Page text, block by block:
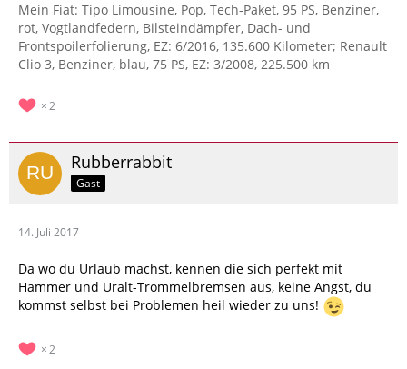
Mein Fiat: Tipo Limousine, Pop, Tech-Paket, 95 PS, Benziner,
rot, Vogtlandfedern, Bilsteindämpfer, Dach- und
Frontspoilerfolierung, EZ: 6/2016, 135.600 Kilometer; Renault
Clio 3, Benziner, blau, 75 PS, EZ: 3/2008, 225.500 km
2
Rubberrabbit
Gast
14. Juli 2017
Da wo du Urlaub machst, kennen die sich perfekt mit
Hammer und Uralt-Trommelbremsen aus, keine Angst, du
kommst selbst bei Problemen heil wieder zu uns!
2